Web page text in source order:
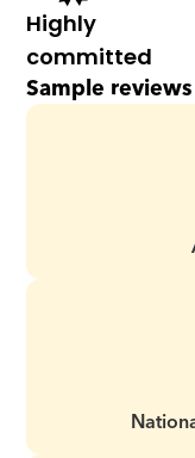
Highly
committed
Sample reviews